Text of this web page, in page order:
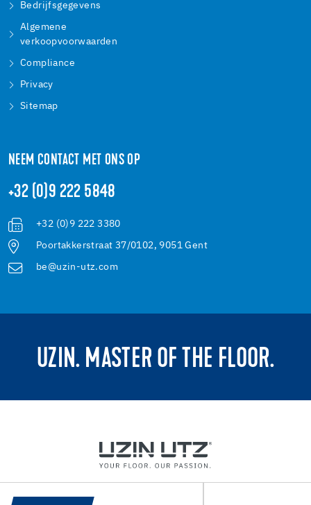
Bedrijfsgegevens
Algemene
verkoopvoorwaarden
Compliance
Privacy
Sitemap
NEEM CONTACT MET ONS OP
+32 (0)9 222 5848
+32 (0)9 222 3380
Poortakkerstraat 37/0102, 9051 Gent
be@uzin-utz.com
UZIN. MASTER OF THE FLOOR.